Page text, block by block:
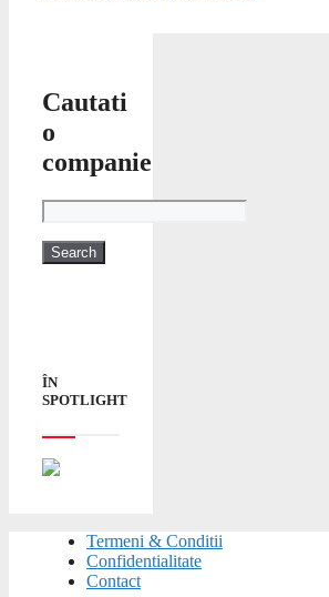
Cautati
o
companie
ÎN
SPOTLIGHT
Termeni & Conditii
Confidentialitate
Contact